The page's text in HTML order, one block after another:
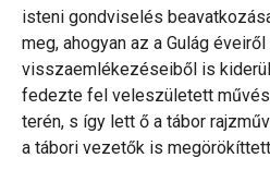
isteni gondviselés
meg, ahogyan az a Gulág
visszaemlékezéseiből is
fedezte fel veleszületett
terén, s így lett ő a tábor
a tábori vezetők is